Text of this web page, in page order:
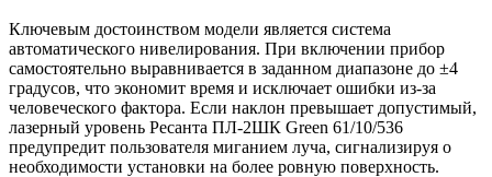
Ключевым достоинством модели является система
автоматического нивелирования. При включении прибор
самостоятельно выравнивается в заданном диапазоне до ±4
градусов, что экономит время и исключает ошибки из-за
человеческого фактора. Если наклон превышает допустимый,
лазерный уровень Ресанта ПЛ-2ШК Green 61/10/536
предупредит пользователя миганием луча, сигнализируя о
необходимости установки на более ровную поверхность.